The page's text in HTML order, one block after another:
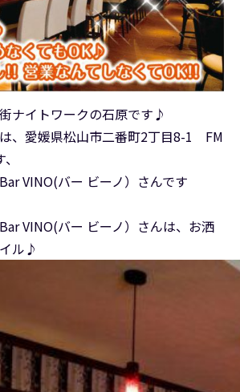
ナイトワークの石原です♪
、愛媛県松山市二番町2丁目8-1 FM
VINO(バー ビーノ）さんです
VINO(バー ビーノ）さんは、お洒
ル♪